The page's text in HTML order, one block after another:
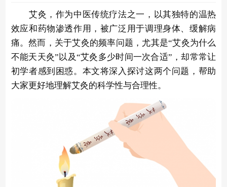
艾灸，作为中医传统疗法之一，以其独特的温热
效应和药物渗透作用，被广泛用于调理身体、缓解病
痛。然而，关于艾灸的频率问题，尤其是“艾灸为什么
不能天天灸”以及“艾灸多少时间一次合适”，却常常让
初学者感到困惑。本文将深入探讨这两个问题，帮助
大家更好地理解艾灸的科学性与合理性。